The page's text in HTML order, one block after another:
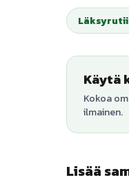
Käytä
Kokoa
ilmainen.
Lisää